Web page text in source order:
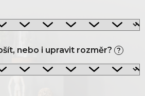
nebo i upravit rozměr? ?